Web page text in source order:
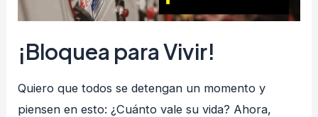
¡Bloquea para Vivir!
Quiero que todos se detengan un momento y
piensen en esto: ¿Cuánto vale su vida? Ahora,